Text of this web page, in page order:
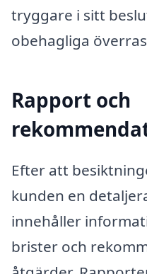
tryggare i sitt
obehagliga
Rapport och
Efter att
kunden en
innehåller
brister och